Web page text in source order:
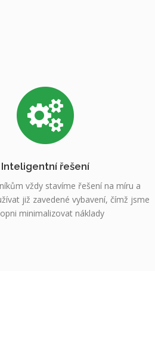
Inteligentní řešení
vždy stavíme řešení na míru a
již zavedené vybavení, čímž jsme
minimalizovat náklady